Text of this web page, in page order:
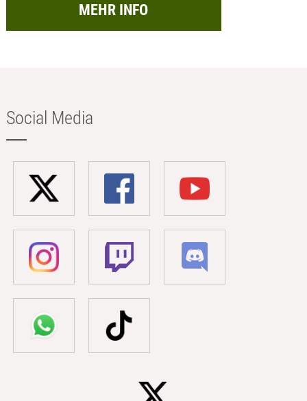
MEHR INFO
Social Media